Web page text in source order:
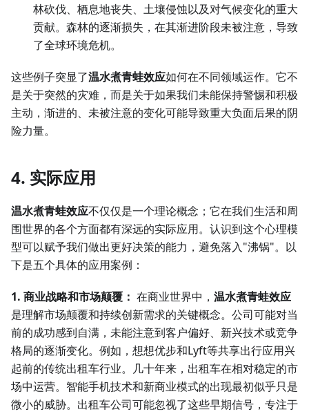
林砍伐、栖息地丧失、土壤侵蚀以及对气候变化的重大
贡献。森林的逐渐损失，在其渐进阶段未被注意，导致
了全球环境危机。
这些例子突显了温水煮青蛙效应如何在不同领域运作。它不
是关于突然的灾难，而是关于如果我们未能保持警惕和积极
主动，渐进的、未被注意的变化可能导致重大负面后果的阴
险力量。
4. 实际应用
温水煮青蛙效应不仅仅是一个理论概念；它在我们生活和周
围世界的各个方面都有深远的实际应用。认识到这个心理模
型可以赋予我们做出更好决策的能力，避免落入"沸锅"。以
下是五个具体的应用案例：
1. 商业战略和市场颠覆： 在商业世界中， 温水煮青蛙效应
是理解市场颠覆和持续创新需求的关键概念。公司可能对当
前的成功感到自满，未能注意到客户偏好、新兴技术或竞争
格局的逐渐变化。例如，想想优步和Lyft等共享出行应用兴
起前的传统出租车行业。几十年来，出租车在相对稳定的市
场中运营。智能手机技术和新商业模式的出现最初似乎只是
微小的威胁。出租车公司可能忽视了这些早期信号，专注于